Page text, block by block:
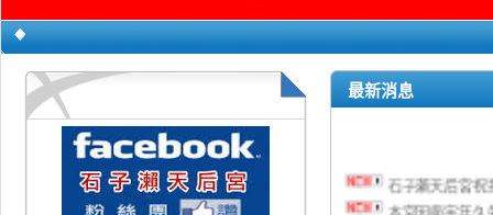
最新消息
石子瀨天后宮祝
本宮因廟宇年久